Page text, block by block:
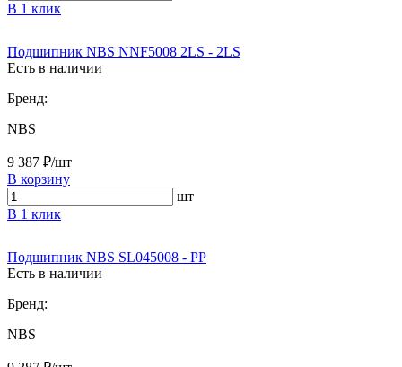
В 1 клик
Подшипник NBS NNF5008 2LS - 2LS
Есть в наличии
Бренд:
NBS
9 387 ₽/шт
В корзину
шт
В 1 клик
Подшипник NBS SL045008 - PP
Есть в наличии
Бренд:
NBS